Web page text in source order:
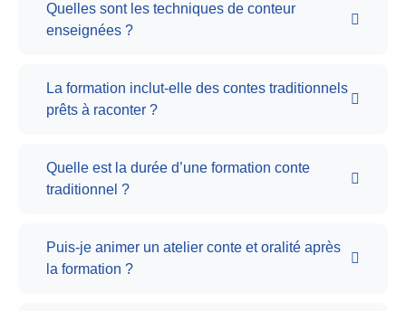
Quelles sont les techniques de conteur
enseignées ?
La formation inclut-elle des contes traditionnels
prêts à raconter ?
Quelle est la durée d’une formation conte
traditionnel ?
Puis-je animer un atelier conte et oralité après
la formation ?